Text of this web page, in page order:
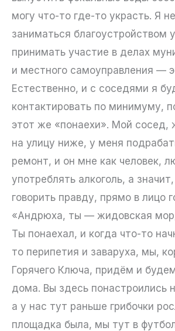
могу что-то где-то украсть. Я
заниматься благоустройством
принимать участие в делах
и местного самоуправления —
Естественно, и с соседями я
контактировать по минимуму,
этот же «понаехи». Мой сосед,
на улицу ниже, у меня
ремонт, и он мне как человек,
употреблять алкоголь, а
говорить правду, прямо в лицо
«Андрюха, ты — жидовская
Ты понаехал, и когда что-то
то перипетия и заваруха, мы,
Горячего Ключа, придём и
дома. Вы здесь понастроились
а у нас тут раньше грибочки
площадка была, мы тут в